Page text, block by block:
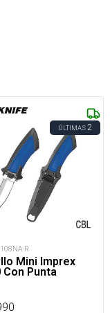
ÚLTIMAS2
R
Mini Imprex
Con Punta